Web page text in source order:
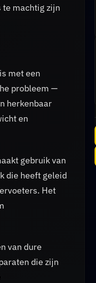
machtig zijn
met een
probleem —
herkenbaar
en
gebruik van
die heeft geleid
Het
van dure
die zijn